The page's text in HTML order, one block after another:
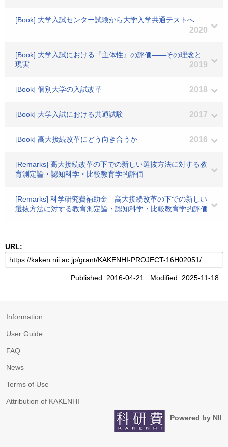
[Book] 大学入試センター試験から大学入学共通テストへ
2020
[Book] 大学入試における『主体性』の評価――その理念と
現実――
2019
[Book] 個別大学の入試改革 2018
[Book] 大学入試における共通試験 2017
[Book] 高大接続改革にどう向き合うか 2016
[Remarks] 高大接続改革の下での新しい選抜方法に対する教
育測定論・認知科学・比較教育学的評価
[Remarks] 科学研究費補助金 高大接続改革の下での新しい
選抜方法に対する教育測定論・認知科学・比較教育学的評価
URL:
Published: 2016-04-21 Modified: 2025-11-18
Information
User Guide
FAQ
News
Terms of Use
Attribution of KAKENHI
Powered by NII